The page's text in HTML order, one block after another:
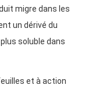
migre dans les
un dérivé du
soluble dans
et à action